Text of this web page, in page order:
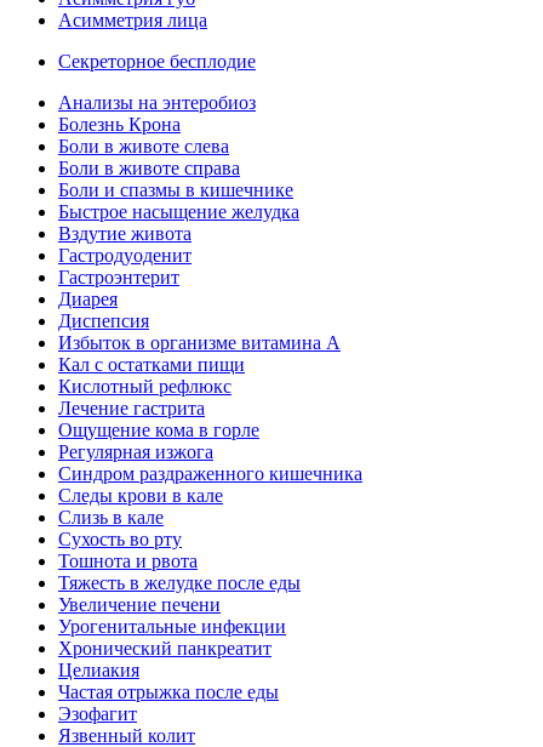
Асимметрия лица
Секреторное бесплодие
Анализы на энтеробиоз
Болезнь Крона
Боли в животе слева
Боли в животе справа
Боли и спазмы в кишечнике
Быстрое насыщение желудка
Вздутие живота
Гастродуоденит
Гастроэнтерит
Диарея
Диспепсия
Избыток в организме витамина А
Кал с остатками пищи
Кислотный рефлюкс
Лечение гастрита
Ощущение кома в горле
Регулярная изжога
Синдром раздраженного кишечника
Следы крови в кале
Слизь в кале
Сухость во рту
Тошнота и рвота
Тяжесть в желудке после еды
Увеличение печени
Урогенитальные инфекции
Хронический панкреатит
Целиакия
Частая отрыжка после еды
Эзофагит
Язвенный колит